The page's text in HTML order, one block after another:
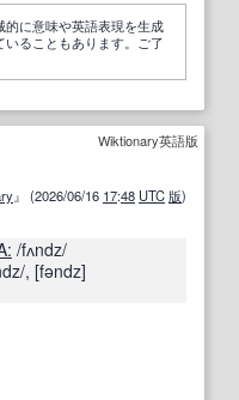
に意味や英語表現を生成
ることもあります。ご了
Wiktionary英語版
』 (2026/06/16 17:48 UTC 版)
/fʌndz/
, [fəndz]